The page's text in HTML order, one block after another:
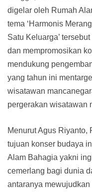
digelar oleh Rumah
tema ‘Harmonis
Satu Keluarga’
dan mempromosikan
mendukung
yang tahun ini
wisatawan
pergerakan wisatawan
Menurut Agus Riyanto,
tujuan konser budaya
Alam Bahagia yakni
cemerlang bagi dunia
antaranya